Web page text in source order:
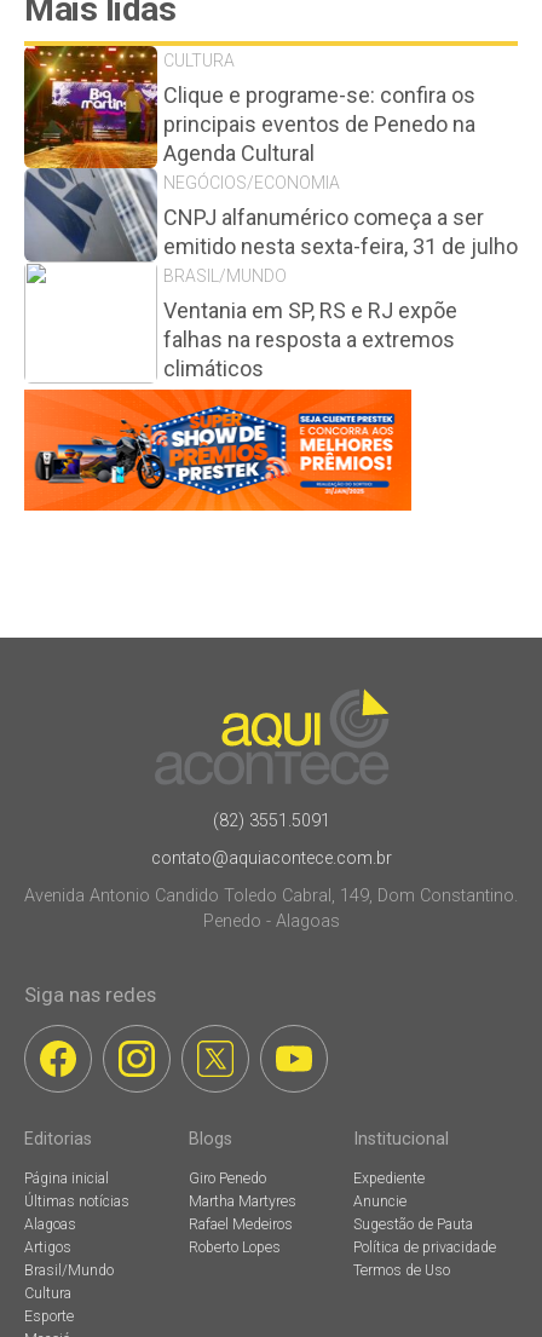
Mais lidas
CULTURA
Clique e programe-se: confira os
principais eventos de Penedo na
Agenda Cultural
NEGÓCIOS/ECONOMIA
CNPJ alfanumérico começa a ser
emitido nesta sexta-feira, 31 de julho
BRASIL/MUNDO
Ventania em SP, RS e RJ expõe
falhas na resposta a extremos
climáticos
(82) 3551.5091
contato@aquiacontece.com.br
Avenida Antonio Candido Toledo Cabral, 149, Dom Constantino.
Penedo - Alagoas
Siga nas redes
Editorias
Página inicial
Últimas notícias
Alagoas
Artigos
Brasil/Mundo
Cultura
Esporte
Blogs
Giro Penedo
Martha Martyres
Rafael Medeiros
Roberto Lopes
Institucional
Expediente
Anuncie
Sugestão de Pauta
Política de privacidade
Termos de Uso